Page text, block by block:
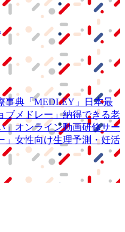
事典 「MEDLEY」
日本最
ブメドレー」納得できる老
」 オンライン動画研修サー
女性向け生理予測・妊活